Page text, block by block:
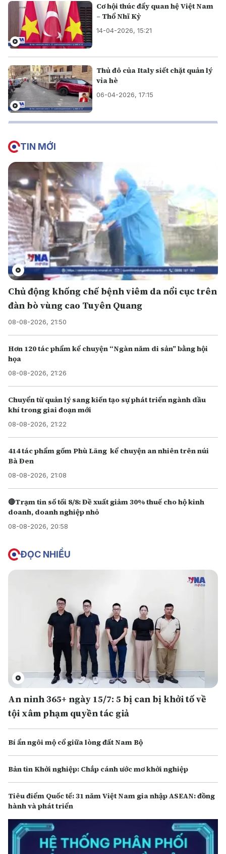
Cơ hội thúc đẩy quan hệ Việt Nam
– Thổ Nhĩ Kỳ
14-04-2026, 15:21
Thủ đô của Italy siết chặt quản lý
vỉa hè
06-04-2026, 17:15
TIN MỚI
Chủ động khống chế bệnh viêm da nổi cục trên
đàn bò vùng cao Tuyên Quang
08-08-2026, 21:50
Hơn 120 tác phẩm kể chuyện “Ngàn năm di sản” bằng hội
họa
08-08-2026, 21:26
Chuyển từ quản lý sang kiến tạo sự phát triển ngành dầu
khí trong giai đoạn mới
08-08-2026, 21:22
414 tác phẩm gốm Phù Lãng kể chuyện an nhiên trên núi
Bà Đen
08-08-2026, 21:08
🔴Trạm tin số tối 8/8: Đề xuất giảm 30% thuế cho hộ kinh
doanh, doanh nghiệp nhỏ
08-08-2026, 20:58
ĐỌC NHIỀU
An ninh 365+ ngày 15/7: 5 bị can bị khởi tố về
tội xâm phạm quyền tác giả
Bí ẩn ngôi mộ cổ giữa lòng đất Nam Bộ
Bản tin Khởi nghiệp: Chắp cánh ước mơ khởi nghiệp
Tiêu điểm Quốc tế: 31 năm Việt Nam gia nhập ASEAN: đồng
hành và phát triển